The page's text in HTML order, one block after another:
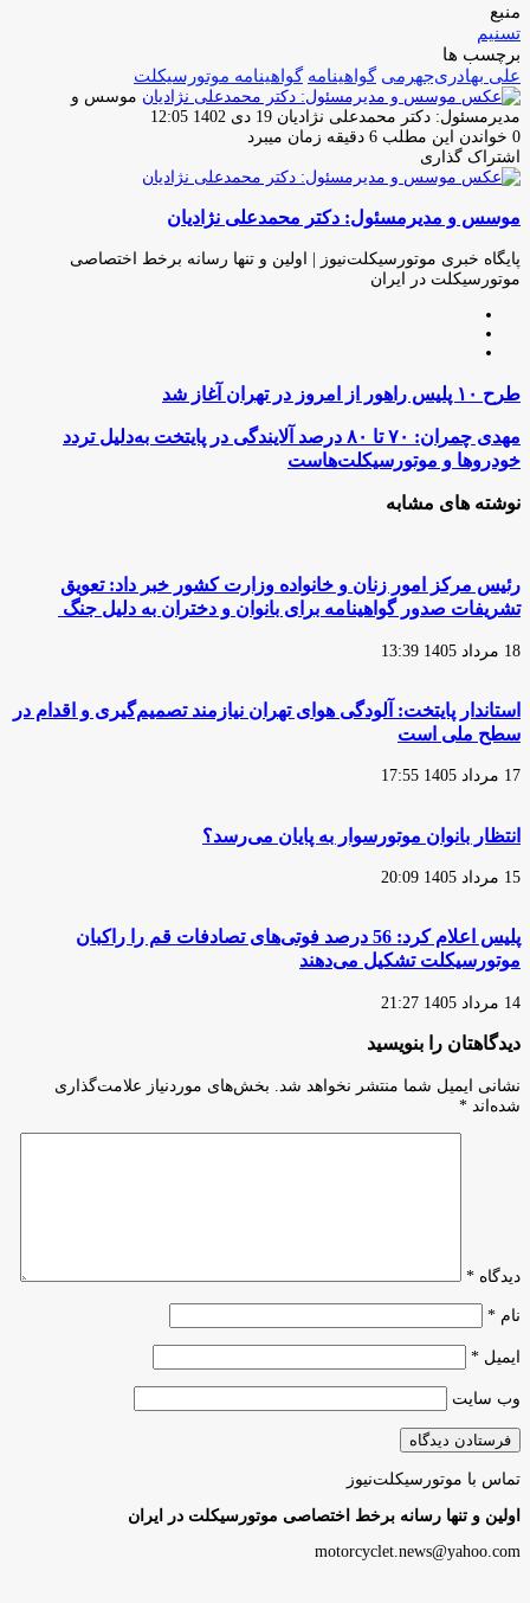
منبع
تسنیم
برچسب ها
علی بهادری‌جهرمی گواهینامه گواهینامه موتورسیکلت
موسس و
مدیرمسئول: دکتر محمدعلی نژادیان ارسال
ایمیل
19 دی 1402 12:05
0 خواندن این مطلب 6 دقیقه زمان میبرد
اشتراک گذاری
فیس
توئیتر
لینکدین
واتس
تلگرام
اشتراک
از
ایمیل
چاپ
موسس و مدیرمسئول: دکتر محمدعلی نژادیان
پایگاه خبری موتورسیکلت‌نیوز | اولین و تنها رسانه برخط اختصاصی
موتورسیکلت در ایران
طرح
پلیس
راهور
از
در
طرح ۱۰ پلیس راهور از امروز در تهران آغاز شد
مهدی
چمران:
۷۰
تا
۸۰
در
پایتخت
به‌دلیل
خودروها
موتورسیکلت‌هاست
مهدی چمران: ۷۰ تا ۸۰ درصد آلایندگی در پایتخت به‌دلیل تردد
خودروها و موتورسیکلت‌هاست
نوشته های مشابه
رئیس مرکز امور زنان و خانواده وزارت کشور خبر داد: تعویق
تشریفات صدور گواهینامه برای بانوان و دختران به دلیل جنگ
18 مرداد 1405 13:39
استاندار پایتخت: آلودگی هوای تهران نیازمند تصمیم‌گیری و اقدام در
سطح ملی است
17 مرداد 1405 17:55
انتظار بانوان موتورسوار به پایان می‌رسد؟
15 مرداد 1405 20:09
پلیس اعلام کرد: 56 درصد فوتی‌های تصادفات قم را راکبان
موتورسیکلت تشکیل می‌دهند
14 مرداد 1405 21:27
دیدگاهتان را بنویسید
نشانی ایمیل شما منتشر نخواهد شد.
بخش‌های موردنیاز علامت‌گذاری
شده‌اند *
دیدگاه *
نام *
ایمیل *
وب‌ سایت
تماس با موتورسیکلت‌نیوز
اولین و تنها رسانه برخط اختصاصی موتورسیکلت در ایران
motorcyclet.news@yahoo.com